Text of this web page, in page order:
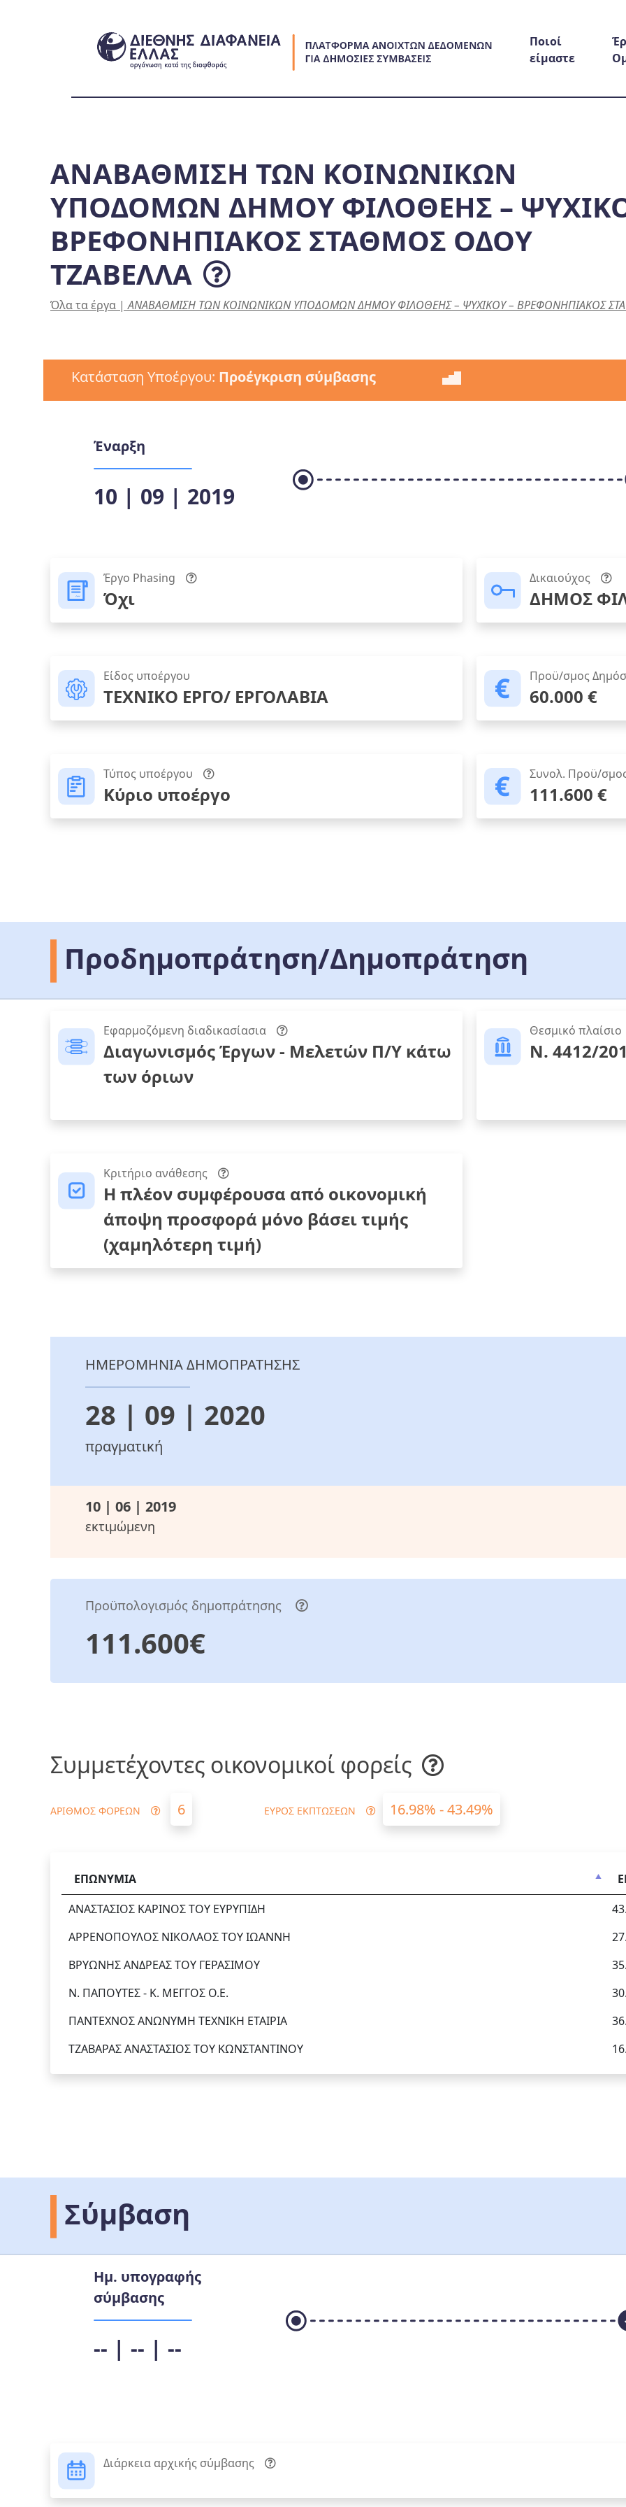
Ποιοί
είμαστε
ΑΝΑΒΑΘΜΙΣΗ ΤΩΝ ΚΟΙΝΩΝΙΚΩΝ
ΥΠΟΔΟΜΩΝ ΔΗΜΟΥ ΦΙΛΟΘΕΗΣ –
ΒΡΕΦΟΝΗΠΙΑΚΟΣ ΣΤΑΘΜΟΣ ΟΔΟΥ
ΤΖΑΒΕΛΛΑ
Όλα τα έργα |ΑΝΑΒΑΘΜΙΣΗ ΤΩΝ ΚΟΙΝΩΝΙΚΩΝ ΥΠΟΔΟΜΩΝ ΔΗΜΟΥ ΦΙΛΟΘΕΗΣ – ΨΥΧΙΚΟΥ – ΒΡΕΦΟΝΗΠΙΑΚΟΣ
Κατάσταση Υποέργου: Προέγκριση σύμβασης
Έναρξη
10 | 09 | 2019
Έργο Phasing
Όχι
Δικαιούχος
ΔΗΜΟΣ
Είδος υποέργου
ΤΕΧΝΙΚΟ ΕΡΓΟ/ ΕΡΓΟΛΑΒΙΑ
Προϋ/σμος
60.000 €
Τύπος υποέργου
Κύριο υποέργο
Συνολ. Προϋ/
111.600 €
Προδημοπράτηση/Δημοπράτηση
Εφαρμοζόμενη διαδικασίασια
Διαγωνισμός Έργων - Μελετών Π/Υ κάτω
των όριων
Θεσμικό πλαίσιο
Ν. 4412/
Κριτήριο ανάθεσης
Η πλέον συμφέρουσα από οικονομική
άποψη προσφορά μόνο βάσει τιμής
(χαμηλότερη τιμή)
ΗΜΕΡΟΜΗΝΙΑ ΔΗΜΟΠΡΑΤΗΣΗΣ
28 | 09 | 2020
πραγματική
10 | 06 | 2019
εκτιμώμενη
Προϋπολογισμός δημοπράτησης
111.600€
Συμμετέχοντες οικονομικοί φορείς
ΑΡΙΘΜΟΣ ΦΟΡΕΩΝ 6 ΕΥΡΟΣ ΕΚΠΤΩΣΕΩΝ 16.98% - 43.49%
ΕΠΩΝΥΜΙΑ
ΑΝΑΣΤΑΣΙΟΣ ΚΑΡΙΝΟΣ ΤΟΥ ΕΥΡΥΠΙΔΗ
ΑΡΡΕΝΟΠΟΥΛΟΣ ΝΙΚΟΛΑΟΣ ΤΟΥ ΙΩΑΝΝΗ
ΒΡΥΩΝΗΣ ΑΝΔΡΕΑΣ ΤΟΥ ΓΕΡΑΣΙΜΟΥ
Ν. ΠΑΠΟΥΤΕΣ - Κ. ΜΕΓΓΟΣ Ο.Ε.
ΠΑΝΤΕΧΝΟΣ ΑΝΩΝΥΜΗ ΤΕΧΝΙΚΗ ΕΤΑΙΡΙΑ
ΤΖΑΒΑΡΑΣ ΑΝΑΣΤΑΣΙΟΣ ΤΟΥ ΚΩΝΣΤΑΝΤΙΝΟΥ
Σύμβαση
Ημ. υπογραφής
σύμβασης
-- | -- | --
Διάρκεια αρχικής σύμβασης